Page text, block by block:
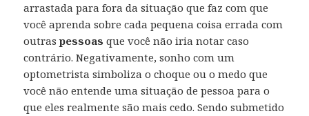
arrastada para fora da situação que faz com que
você aprenda sobre cada pequena coisa errada com
outraspessoas que você não iria notar caso
contrário. Negativamente, sonho com um
optometrista simboliza o choque ou o medo que
você não entende uma situação de pessoa para o
que eles realmente são mais cedo. Sendo submetido